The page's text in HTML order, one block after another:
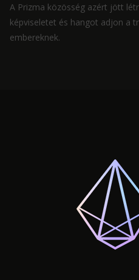
A Prizma közösség azért jött
képviseletet és hangot adjon a
embereknek.